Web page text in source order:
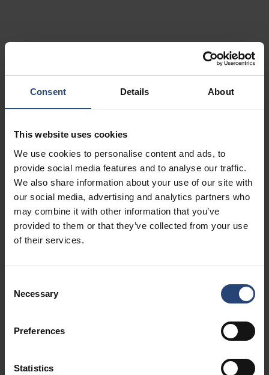
Consent Details About
This website uses cookies
We use cookies to personalise content and ads, to
provide social media features and to analyse our traffic.
We also share information about your use of our site with
our social media, advertising and analytics partners who
may combine it with other information that you’ve
provided to them or that they’ve collected from your use
of their services.
Selection
Necessary
Preferences
Statistics
Logística de contratos: Nuestros
Ofrecemos servicios especializados de logística por contrato en
torno al almacenamiento, la manipulación de entrada, la
manipulación de salida y los servicios de valor añadido. Nuestro
flujo de procesos de almacenamiento estándar abarcan desde
la recepción y la inspección hasta la salida, la preparación de
pedidos, el embalaje y el envío. En cada caso real alinearemos
el proceso con los procesos del cliente, así como con el sistema